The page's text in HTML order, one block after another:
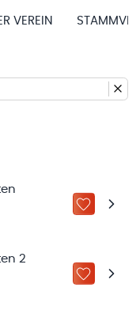
VEREIN
ZU „MEINE
2
ZU „MEINE